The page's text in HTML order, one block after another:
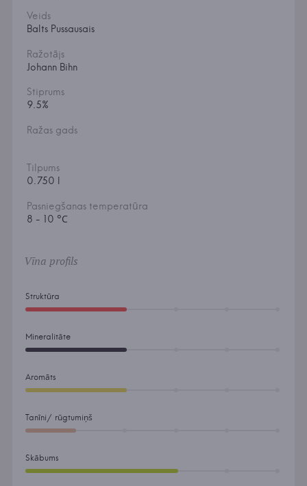
Veids
Balts Pussausais
Ražotājs
Johann Bihn
Stiprums
9.5%
Ražas gads
Tilpums
0.750 l
Pasniegšanas temperatūra
8 - 10 °С
Vīna profils
Struktūra
Mineralitāte
Aromāts
Tanīni/ rūgtumiņš
Skābums